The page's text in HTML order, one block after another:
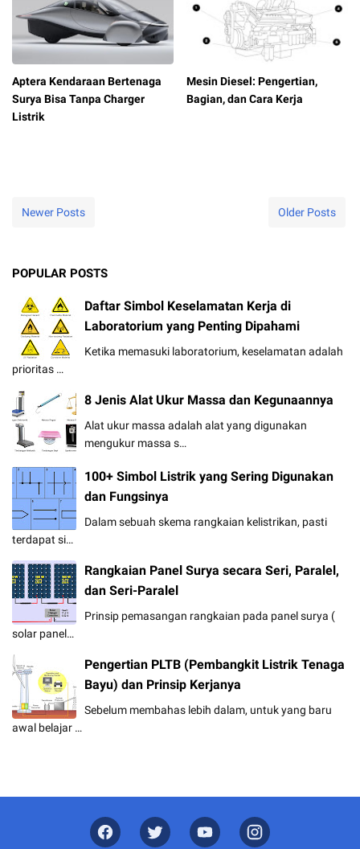
Aptera Kendaraan Bertenaga
Surya Bisa Tanpa Charger
Listrik
Mesin Diesel: Pengertian,
Bagian, dan Cara Kerja
Newer Posts Older Posts
POPULAR POSTS
Daftar Simbol Keselamatan Kerja di
Laboratorium yang Penting Dipahami
Ketika memasuki laboratorium, keselamatan adalah
prioritas …
8 Jenis Alat Ukur Massa dan Kegunaannya
Alat ukur massa adalah alat yang digunakan
mengukur massa s…
100+ Simbol Listrik yang Sering Digunakan
dan Fungsinya
Dalam sebuah skema rangkaian kelistrikan, pasti
terdapat si…
Rangkaian Panel Surya secara Seri, Paralel,
dan Seri-Paralel
Prinsip pemasangan rangkaian pada panel surya (
solar panel…
Pengertian PLTB (Pembangkit Listrik Tenaga
Bayu) dan Prinsip Kerjanya
Sebelum membahas lebih dalam, untuk yang baru
awal belajar …